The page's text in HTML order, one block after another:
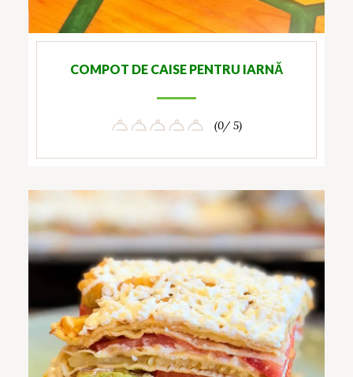
COMPOT DE CAISE PENTRU IARNĂ
(0/ 5)